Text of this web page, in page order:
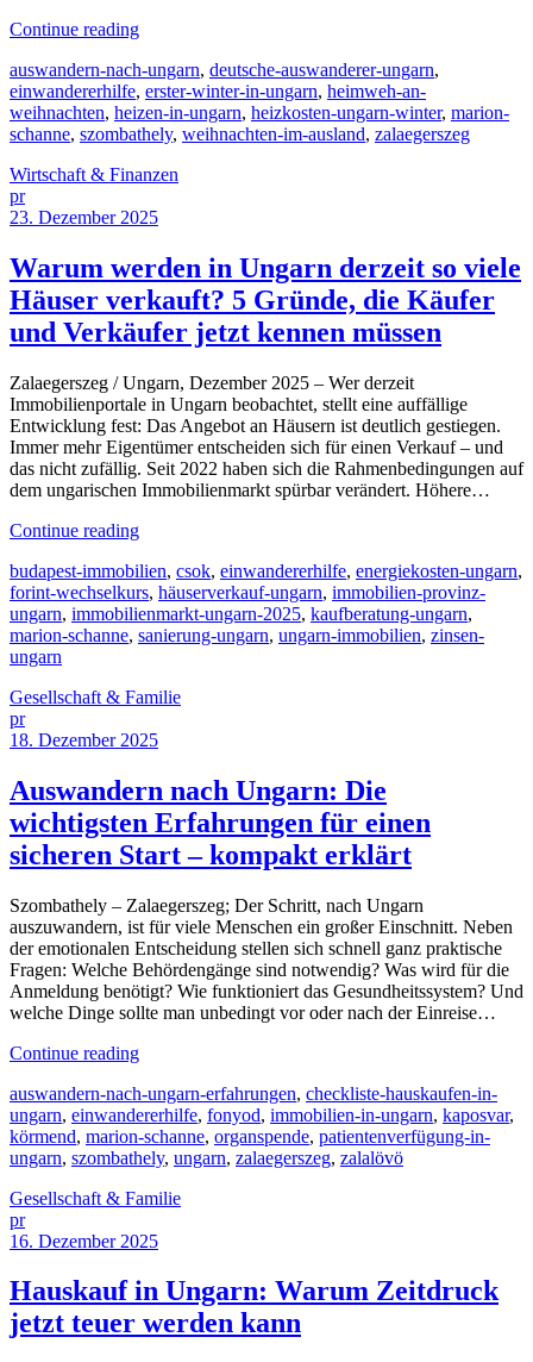
Continue reading
auswandern-nach-ungarn, deutsche-auswanderer-ungarn,
einwandererhilfe, erster-winter-in-ungarn, heimweh-an-
weihnachten, heizen-in-ungarn, heizkosten-ungarn-winter, marion-
schanne, szombathely, weihnachten-im-ausland, zalaegerszeg
Wirtschaft & Finanzen
pr
23. Dezember 2025
Warum werden in Ungarn derzeit so viele
Häuser verkauft? 5 Gründe, die Käufer
und Verkäufer jetzt kennen müssen
Zalaegerszeg / Ungarn, Dezember 2025 – Wer derzeit
Immobilienportale in Ungarn beobachtet, stellt eine auffällige
Entwicklung fest: Das Angebot an Häusern ist deutlich gestiegen.
Immer mehr Eigentümer entscheiden sich für einen Verkauf – und
das nicht zufällig. Seit 2022 haben sich die Rahmenbedingungen auf
dem ungarischen Immobilienmarkt spürbar verändert. Höhere…
Continue reading
budapest-immobilien, csok, einwandererhilfe, energiekosten-ungarn,
forint-wechselkurs, häuserverkauf-ungarn, immobilien-provinz-
ungarn, immobilienmarkt-ungarn-2025, kaufberatung-ungarn,
marion-schanne, sanierung-ungarn, ungarn-immobilien, zinsen-
ungarn
Gesellschaft & Familie
pr
18. Dezember 2025
Auswandern nach Ungarn: Die
wichtigsten Erfahrungen für einen
sicheren Start – kompakt erklärt
Szombathely – Zalaegerszeg; Der Schritt, nach Ungarn
auszuwandern, ist für viele Menschen ein großer Einschnitt. Neben
der emotionalen Entscheidung stellen sich schnell ganz praktische
Fragen: Welche Behördengänge sind notwendig? Was wird für die
Anmeldung benötigt? Wie funktioniert das Gesundheitssystem? Und
welche Dinge sollte man unbedingt vor oder nach der Einreise…
Continue reading
auswandern-nach-ungarn-erfahrungen, checkliste-hauskaufen-in-
ungarn, einwandererhilfe, fonyod, immobilien-in-ungarn, kaposvar,
körmend, marion-schanne, organspende, patientenverfügung-in-
ungarn, szombathely, ungarn, zalaegerszeg, zalalövö
Gesellschaft & Familie
pr
16. Dezember 2025
Hauskauf in Ungarn: Warum Zeitdruck
jetzt teuer werden kann